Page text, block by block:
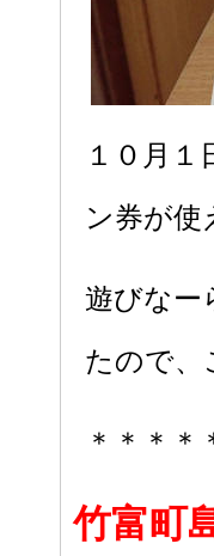
１０月
ン券が使
遊びなー
たので、
＊＊＊
竹富町